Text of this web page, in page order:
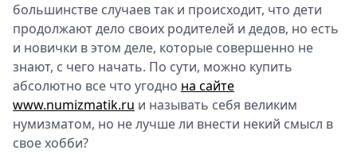
большинстве случаев так и происходит, что дети
продолжают дело своих родителей и дедов, но есть
и новички в этом деле, которые совершенно не
знают, с чего начать. По сути, можно купить
абсолютно все что угодно на сайте
www.numizmatik.ru и называть себя великим
нумизматом, но не лучше ли внести некий смысл в
свое хобби?